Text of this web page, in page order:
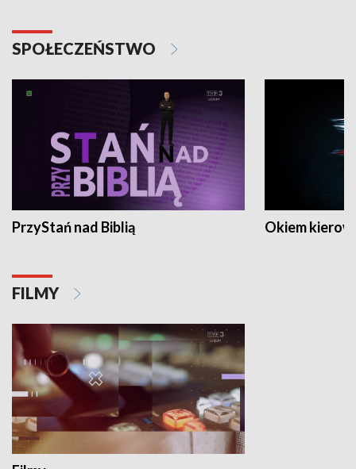
SPOŁECZEŃSTWO
PrzyStań nad Biblią Okiem
FILMY